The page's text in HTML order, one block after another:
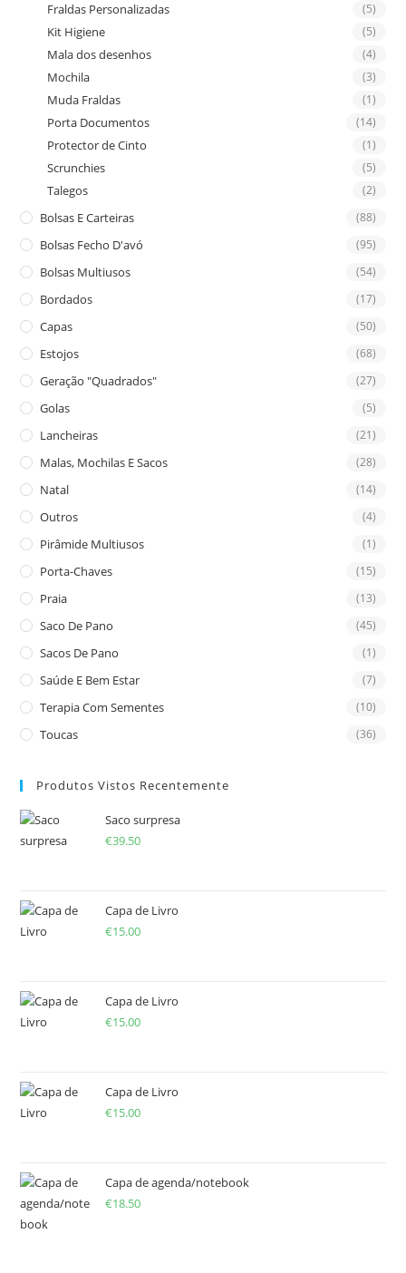
Fraldas Personalizadas (5)
Kit Higiene (5)
Mala dos desenhos (4)
Mochila (3)
Muda Fraldas (1)
Porta Documentos (14)
Protector de Cinto (1)
Scrunchies (5)
Talegos (2)
Bolsas E Carteiras (88)
Bolsas Fecho D'avó (95)
Bolsas Multiusos (54)
Bordados (17)
Capas (50)
Estojos (68)
Geração "Quadrados" (27)
Golas (5)
Lancheiras (21)
Malas, Mochilas E Sacos (28)
Natal (14)
Outros (4)
Pirâmide Multiusos (1)
Porta-Chaves (15)
Praia (13)
Saco De Pano (45)
Sacos De Pano (1)
Saúde E Bem Estar (7)
Terapia Com Sementes (10)
Toucas (36)
Produtos Vistos Recentemente
Saco surpresa
€39.50
Capa de Livro
€15.00
Capa de Livro
€15.00
Capa de Livro
€15.00
Capa de agenda/notebook
€18.50